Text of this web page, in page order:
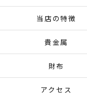
当店の特徴
貴金属
財布
アクセス